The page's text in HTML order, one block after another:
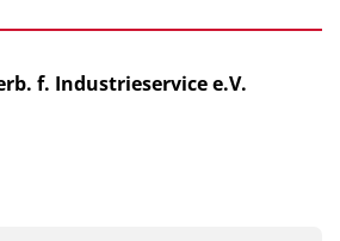
f. Industrieservice e.V.